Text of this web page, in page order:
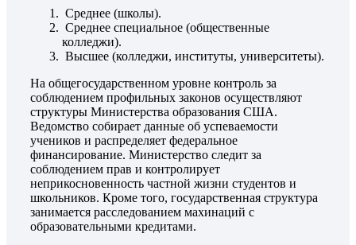
Среднее (школы).
Среднее специальное (общественные
колледжи).
Высшее (колледжи, институты, университеты).
На общегосударственном уровне контроль за
соблюдением профильных законов осуществляют
структуры Министерства образования США.
Ведомство собирает данные об успеваемости
учеников и распределяет федеральное
финансирование. Министерство следит за
соблюдением прав и контролирует
неприкосновенность частной жизни студентов и
школьников. Кроме того, государственная структура
занимается расследованием махинаций с
образовательными кредитами.